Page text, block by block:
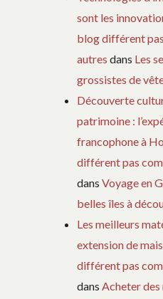
sont les
blog différent
autres dans Les
grossistes de
Découverte
patrimoine :
francophone à
différent pas
dansVoyage en
belles îles à
Les meilleurs
extension de
différent pas
dansAcheter des